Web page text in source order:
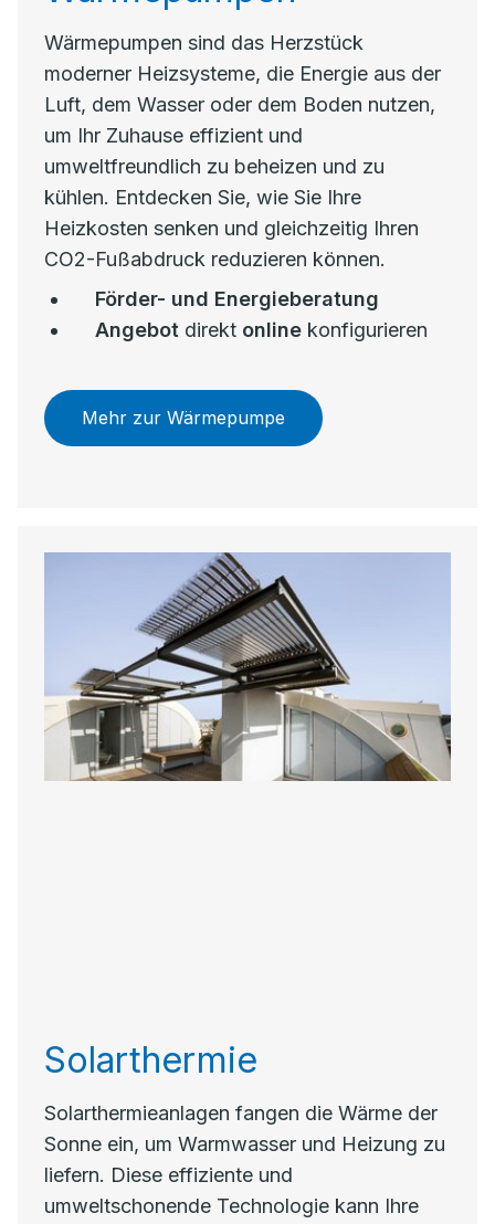
Wärmepumpen sind das Herzstück
moderner Heizsysteme, die Energie aus der
Luft, dem Wasser oder dem Boden nutzen,
um Ihr Zuhause effizient und
umweltfreundlich zu beheizen und zu
kühlen. Entdecken Sie, wie Sie Ihre
Heizkosten senken und gleichzeitig Ihren
CO2-Fußabdruck reduzieren können.
Förder- und Energieberatung
Angebot direkt online konfigurieren
Mehr zur Wärmepumpe
Solarthermie
Solarthermieanlagen fangen die Wärme der
Sonne ein, um Warmwasser und Heizung zu
liefern. Diese effiziente und
umweltschonende Technologie kann Ihre